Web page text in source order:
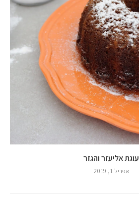
עוגת אליעזר והגזר
אפריל 1, 2019